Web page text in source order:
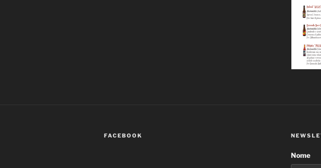
FACEBOOK
Nome